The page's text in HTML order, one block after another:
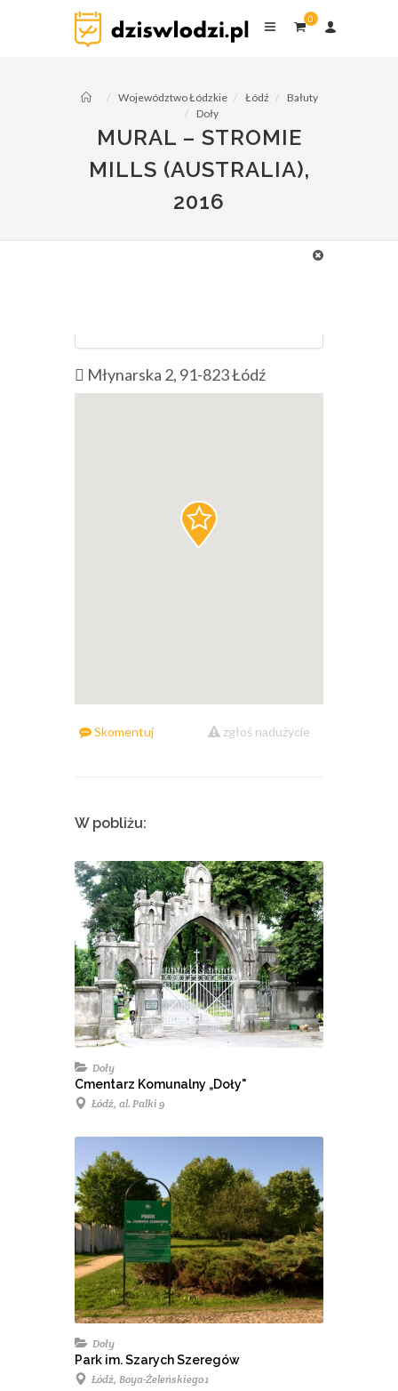
0
Województwo Łódzkie Łódź
Bałuty
Doły
MURAL – STROMIE
MILLS (AUSTRALIA),
2016
0komentarzy
Młynarska 2, 91-823 Łódź
Skomentuj zgłoś nadużycie
W pobliżu:
Doły
Cmentarz Komunalny „Doły"
Łódź, al. Palki 9
Doły
Park im. Szarych Szeregów
Łódź, Boya-Żeleńskiego 1